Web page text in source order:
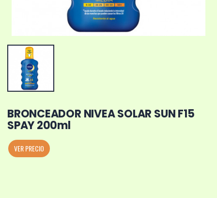
BRONCEADOR NIVEA SOLAR SUN F15
SPAY 200ml
VER PRECIO